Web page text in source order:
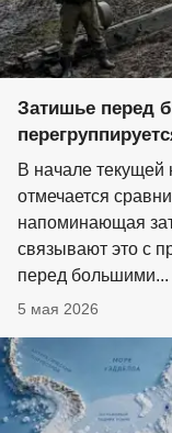
Затишье перед
В начале текущей
отмечается
напоминающая
связывают это с
перед большими...
5 мая 2026